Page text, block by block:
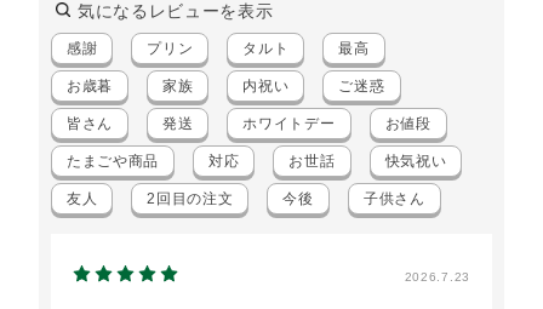
気になるレビューを表示
感謝 プリン タルト 最高
お歳暮 家族 内祝い ご迷惑
皆さん 発送 ホワイトデー お値段
たまごや商品 対応 お世話 快気祝い
友人 2回目の注文 今後 子供さん
2026.7.23